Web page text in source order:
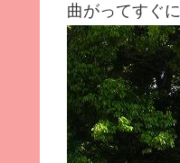
曲がってすぐに